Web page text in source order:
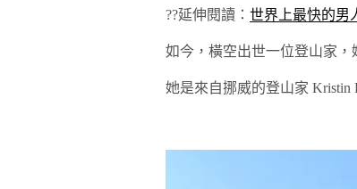
??延伸閱讀： 世界上最快的男
如今，橫空出世一位登山家，
她是來自挪威的登山家 Kristin